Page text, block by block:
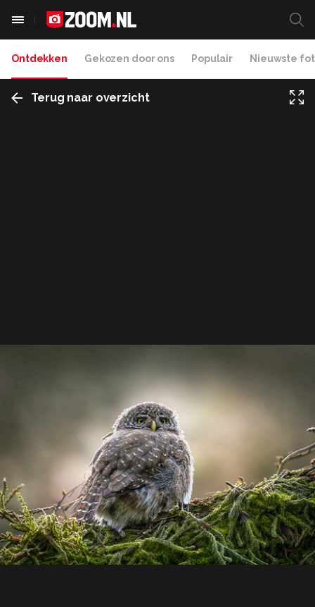
Ontdekken Gekozen door ons Populair Nieuwste
Terug naar overzicht